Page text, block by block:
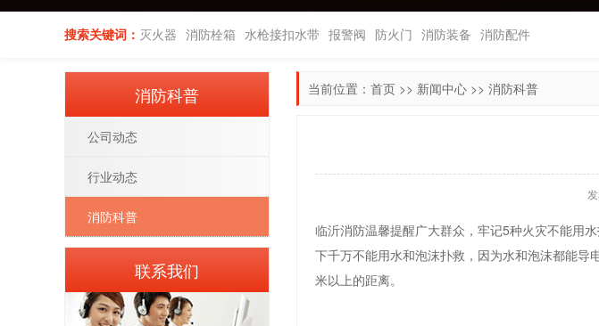
搜索关键词： 灭火器 消防栓箱 水枪接扣水带 报警阀 防火门 消防装备 消防配件
当前位置： 首页 >> 新闻中心 >> 消防科普
临沂消防温馨提醒广大群众，牢记5种火灾不能用
下千万不能用水和泡沫扑救，因为水和泡沫都能导
米以上的距离。
消防科普
公司动态
行业动态
消防科普
联系我们